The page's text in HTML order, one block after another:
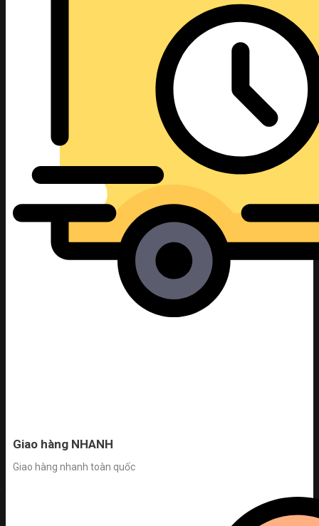
Giao hàng NHANH
Giao hàng nhanh toàn quốc